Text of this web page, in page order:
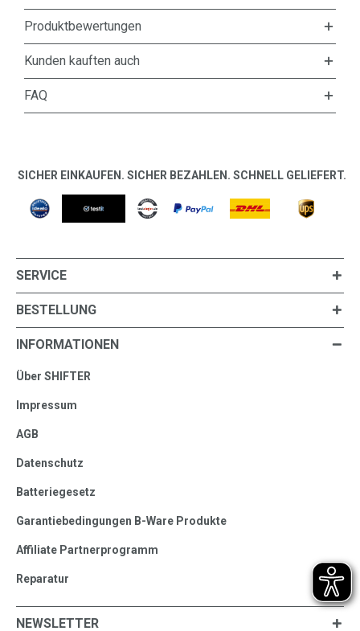
Produktbewertungen
Kunden kauften auch
FAQ
SICHER EINKAUFEN. SICHER BEZAHLEN. SCHNELL GELIEFERT.
SERVICE
BESTELLUNG
INFORMATIONEN
Über SHIFTER
Impressum
AGB
Datenschutz
Batteriegesetz
Garantiebedingungen B-Ware Produkte
Affiliate Partnerprogramm
Reparatur
NEWSLETTER